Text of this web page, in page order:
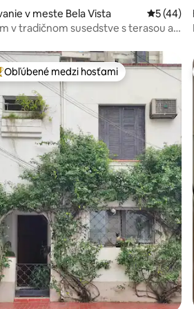
v meste Bela Vista
5 (44)
v tradičnom susedstve s terasou a
4,88 z 5, počet hodnotení: 443
medzi hosťami
Obľúbené medzi hosťami